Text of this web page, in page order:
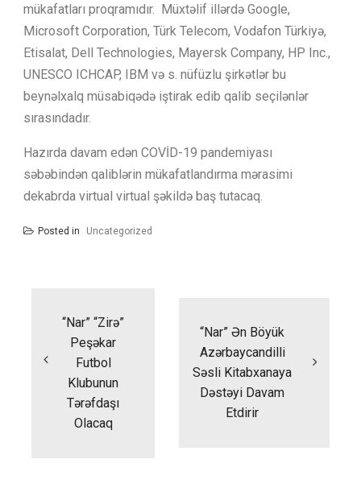
mükafatları proqramıdır. Müxtəlif illərdə Google,
Microsoft Corporation, Türk Telecom, Vodafon Türkiyə,
Etisalat, Dell Technologies, Mayersk Company, HP Inc.,
UNESCO ICHCAP, IBM və s. nüfüzlu şirkətlər bu
beynəlxalq müsabiqədə iştirak edib qalib seçilənlər
sırasındadır.
Hazırda davam edən COVİD-19 pandemiyası
səbəbindən qaliblərin mükafatlandırma mərasimi
dekabrda virtual virtual şəkildə baş tutacaq.
Posted in Uncategorized
“Nar” “Zirə”
Peşəkar
Futbol
Klubunun
Tərəfdaşı
Olacaq
“Nar” Ən Böyük
Azərbaycandilli
Səsli Kitabxanaya
Dəstəyi Davam
Etdirir